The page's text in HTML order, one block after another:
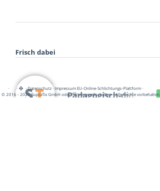
Frisch dabei
Pädagogisch-did…
· · ·Datenschutz·Impressum EU-Online-Schlichtungs-Plattform·
© 2016 - 2026 SupraTix GmbH oder Partnergesellschaften - Alle Rechte vorbehalten.